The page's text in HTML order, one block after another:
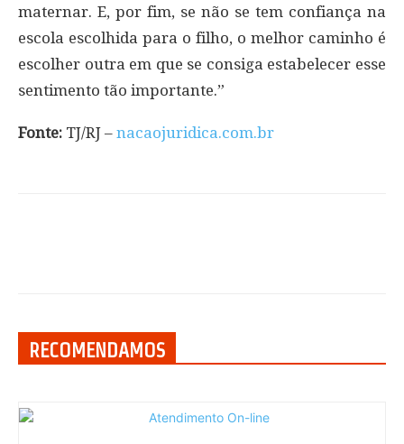
maternar. E, por fim, se não se tem confiança na
escola escolhida para o filho, o melhor caminho é
escolher outra em que se consiga estabelecer esse
sentimento tão importante.”
Fonte: TJ/RJ – nacaojuridica.com.br
RECOMENDAMOS